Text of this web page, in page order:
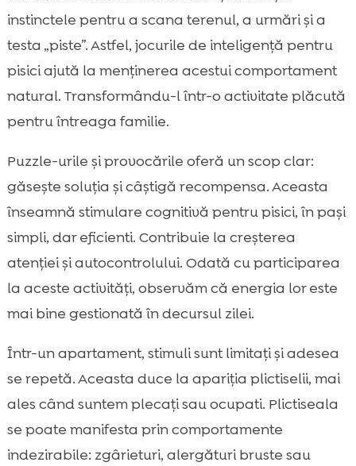
instinctele pentru a scana terenul, a urmări și a
testa „piste”. Astfel, jocurile de inteligență pentru
pisici ajută la menținerea acestui comportament
natural. Transformându-l într-o activitate plăcută
pentru întreaga familie.
Puzzle-urile și provocările oferă un scop clar:
găsește soluția și câștigă recompensa. Aceasta
înseamnă stimulare cognitivă pentru pisici, în pași
simpli, dar eficienti. Contribuie la creșterea
atenției și autocontrolului. Odată cu participarea
la aceste activități, observăm că energia lor este
mai bine gestionată în decursul zilei.
Într-un apartament, stimuli sunt limitați și adesea
se repetă. Aceasta duce la apariția plictiselii, mai
ales când suntem plecați sau ocupati. Plictiseala
se poate manifesta prin comportamente
indezirabile: zgârieturi, alergături bruste sau